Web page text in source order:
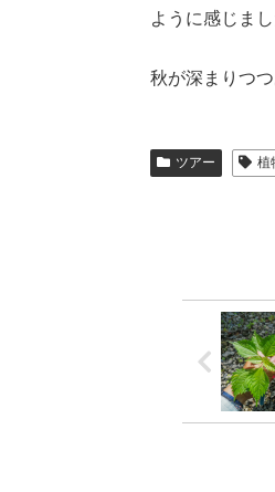
ように感じまし
秋が深まりつつ
ツアー 植